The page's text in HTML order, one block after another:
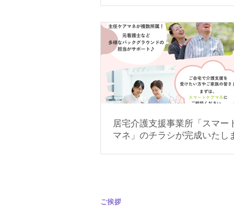
居宅介護支援事業所「スマー
マネ」のチラシが完成いたし
ご挨拶